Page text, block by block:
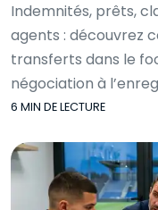
Indemnités, prêts,
agents : découvrez
transferts dans le
négociation à
6 MIN DE LECTURE